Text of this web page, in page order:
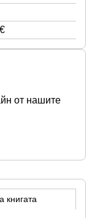
от нашите
книгата